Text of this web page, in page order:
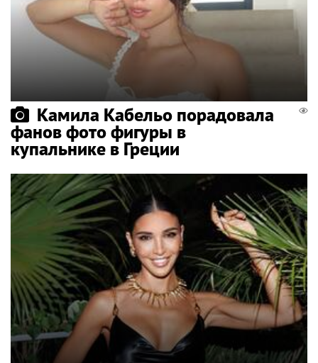
Камила Кабельо порадовала
фанов фото фигуры в
купальнике в Греции